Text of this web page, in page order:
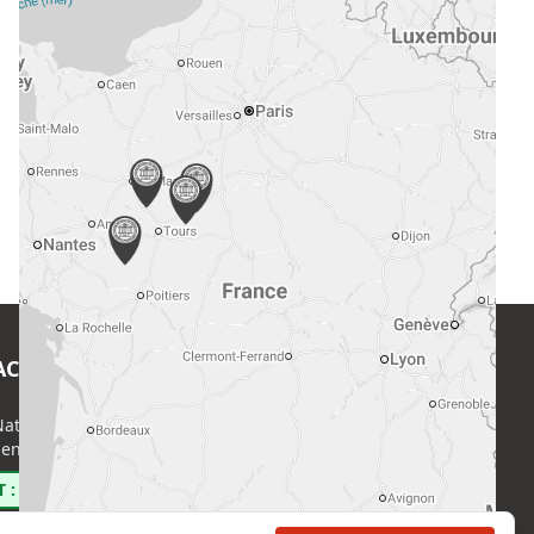
de l’Expertise (CNE)
Regnault, 75014 Paris
: 0800 00 80 89
EN SAVOIR PLUS
Formations
Nous rejoindre
Partenaires